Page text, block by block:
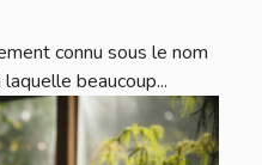
connu sous le nom
beaucoup...